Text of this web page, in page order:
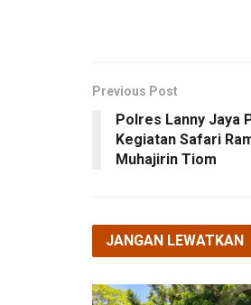
Previous Post
Polres Lanny Jaya
Kegiatan Safari
Muhajirin Tiom
JANGAN LEWATKAN